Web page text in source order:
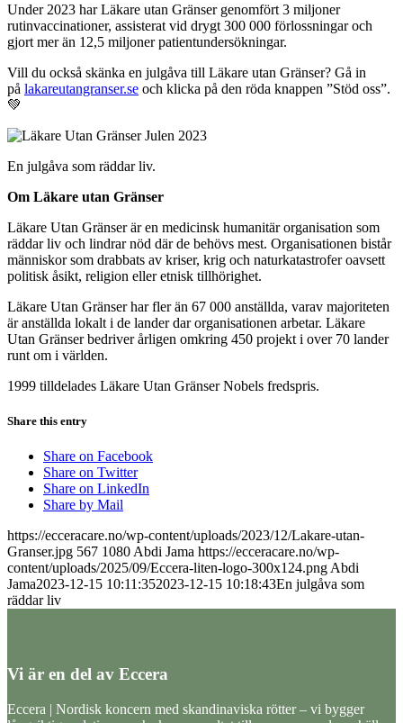
Under 2023 har Läkare utan Gränser genomfört 3 miljoner
rutinvaccinationer, assisterat vid drygt 300 000 förlossningar och
gjort mer än 12,5 miljoner patientundersökningar.
Vill du också skänka en julgåva till Läkare utan Gränser? Gå in
på lakareutangranser.se och klicka på den röda knappen ”Stöd oss”.
💚
En julgåva som räddar liv.
Om Läkare utan Gränser
Läkare Utan Gränser är en medicinsk humanitär organisation som
räddar liv och lindrar nöd där de behövs mest. Organisationen bistår
människor som drabbats av kriser, krig och naturkatastrofer oavsett
politisk åsikt, religion eller etnisk tillhörighet.
Läkare Utan Gränser har fler än 67 000 anställda, varav majoriteten
är anställda lokalt i de lander dar organisationen arbetar. Läkare
Utan Gränser bedriver årligen omkring 450 projekt i over 70 lander
runt om i världen.
1999 tilldelades Läkare Utan Gränser Nobels fredspris.
Share this entry
Share on Facebook
Share on Twitter
Share on LinkedIn
Share by Mail
https://ecceracare.no/wp-content/uploads/2023/12/Lakare-utan-
Granser.jpg 567 1080 Abdi Jama https://ecceracare.no/wp-
content/uploads/2025/09/Eccera-liten-logo-300x124.png Abdi
Jama2023-12-15 10:11:352023-12-15 10:18:43En julgåva som
räddar liv
Vi är en del av Eccera
Eccera | Nordisk koncern med skandinaviska rötter – vi bygger